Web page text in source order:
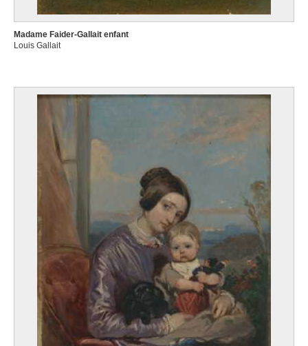
Madame Faider-Gallait enfant
Louis Gallait